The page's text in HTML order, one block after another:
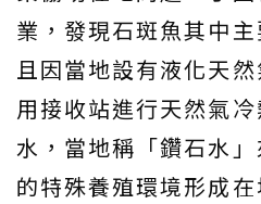
業，發現石斑魚其中
且因當地設有液化天
用接收站進行天然氣
水，當地稱「鑽石水
的特殊養殖環境形成